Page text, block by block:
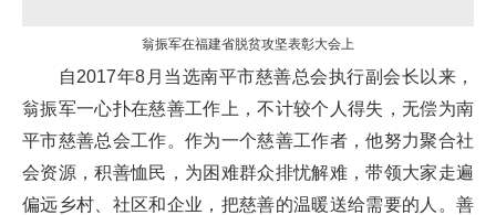
翁振军在福建省脱贫攻坚表彰大会上
自2017年8月当选南平市慈善总会执行副会长以来，
翁振军一心扑在慈善工作上，不计较个人得失，无偿为南
平市慈善总会工作。作为一个慈善工作者，他努力聚合社
会资源，积善恤民，为困难群众排忧解难，带领大家走遍
偏远乡村、社区和企业，把慈善的温暖送给需要的人。善